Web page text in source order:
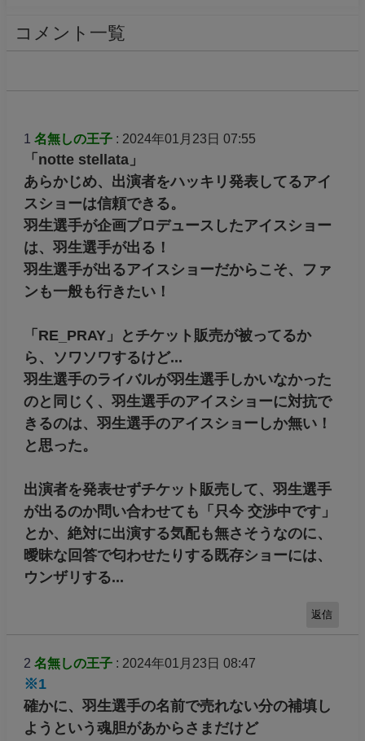
コメント一覧
1 名無しの王子: 2024年01月23日 07:55
「notte stellata」
あらかじめ、出演者をハッキリ発表してるアイ
スショーは信頼できる。
羽生選手が企画プロデュースしたアイスショー
は、羽生選手が出る！
羽生選手が出るアイスショーだからこそ、ファ
ンも一般も行きたい！
「RE_PRAY」とチケット販売が被ってるか
ら、ソワソワするけど...
羽生選手のライバルが羽生選手しかいなかった
のと同じく、羽生選手のアイスショーに対抗で
きるのは、羽生選手のアイスショーしか無い！
と思った。
出演者を発表せずチケット販売して、羽生選手
が出るのか問い合わせても「只今 交渉中です」
とか、絶対に出演する気配も無さそうなのに、
曖昧な回答で匂わせたりする既存ショーには、
ウンザリする...
返信
2 名無しの王子: 2024年01月23日 08:47
※1
確かに、羽生選手の名前で売れない分の補填し
ようという魂胆があからさまだけど